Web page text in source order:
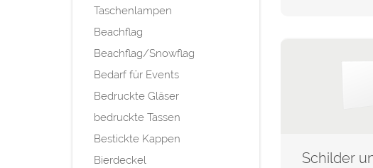
Taschenlampen
Beachflag
Beachflag/Snowflag
Bedarf für Events
Bedruckte Gläser
bedruckte Tassen
Bestickte Kappen
Bierdeckel